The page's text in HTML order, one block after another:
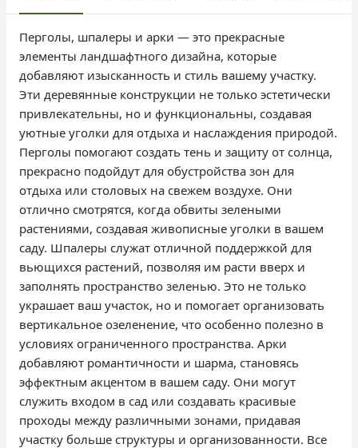
Перголы, шпалеры и арки — это прекрасные
элементы ландшафтного дизайна, которые
добавляют изысканность и стиль вашему участку.
Эти деревянные конструкции не только эстетически
привлекательны, но и функциональны, создавая
уютные уголки для отдыха и наслаждения природой.
Перголы помогают создать тень и защиту от солнца,
прекрасно подойдут для обустройства зон для
отдыха или столовых на свежем воздухе. Они
отлично смотрятся, когда обвиты зелеными
растениями, создавая живописные уголки в вашем
саду. Шпалеры служат отличной поддержкой для
вьющихся растений, позволяя им расти вверх и
заполнять пространство зеленью. Это не только
украшает ваш участок, но и помогает организовать
вертикальное озеленение, что особенно полезно в
условиях ограниченного пространства. Арки
добавляют романтичности и шарма, становясь
эффектным акцентом в вашем саду. Они могут
служить входом в сад или создавать красивые
проходы между различными зонами, придавая
участку больше структуры и организованности. Все